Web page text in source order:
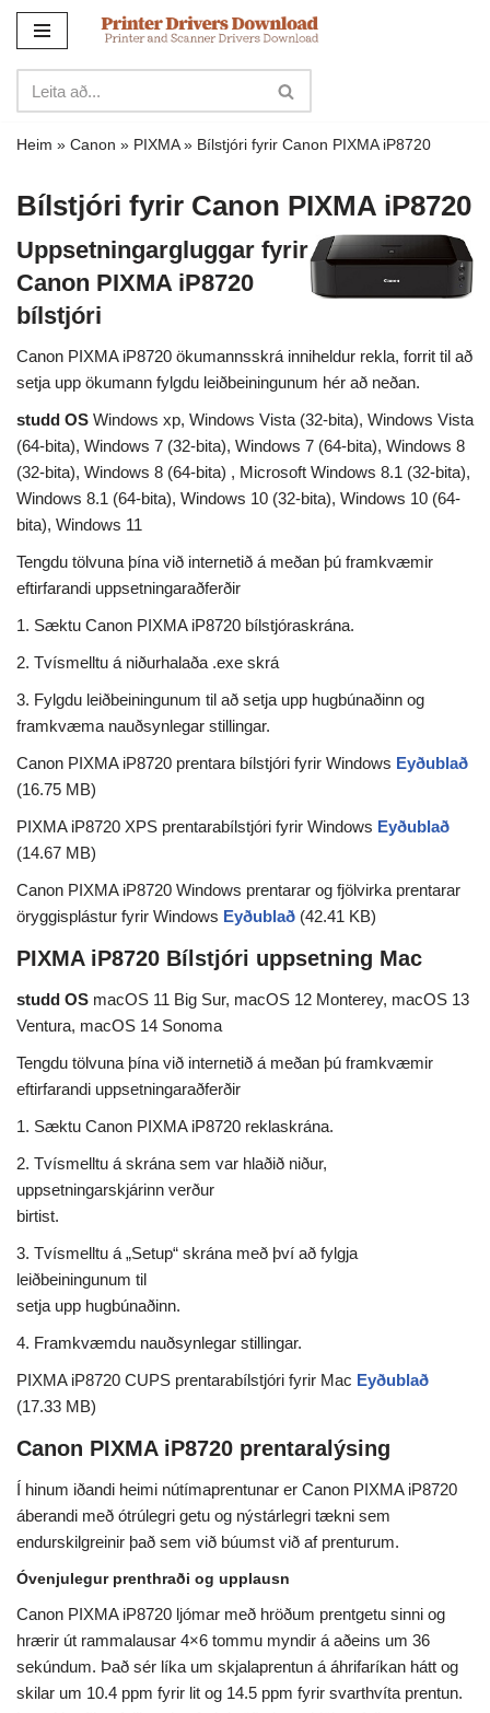
yfir
í
innihald
Heim » Canon » PIXMA» Bílstjóri fyrir Canon PIXMA iP8720
Bílstjóri fyrir Canon PIXMA iP8720
Uppsetningargluggar fyrir
Canon PIXMA iP8720
bílstjóri
Canon PIXMA iP8720 ökumannsskrá inniheldur rekla, forrit til að
setja upp ökumann fylgdu leiðbeiningunum hér að neðan.
studd OS Windows xp, Windows Vista (32-bita), Windows Vista
(64-bita), Windows 7 (32-bita), Windows 7 (64-bita), Windows 8
(32-bita), Windows 8 (64-bita) , Microsoft Windows 8.1 (32-bita),
Windows 8.1 (64-bita), Windows 10 (32-bita), Windows 10 (64-
bita), Windows 11
Tengdu tölvuna þína við internetið á meðan þú framkvæmir
eftirfarandi uppsetningaraðferðir
1. Sæktu Canon PIXMA iP8720 bílstjóraskrána.
2. Tvísmelltu á niðurhalaða .exe skrá
3. Fylgdu leiðbeiningunum til að setja upp hugbúnaðinn og
framkvæma nauðsynlegar stillingar.
Canon PIXMA iP8720 prentara bílstjóri fyrir Windows Eyðublað
(16.75 MB)
PIXMA iP8720 XPS prentarabílstjóri fyrir Windows Eyðublað
(14.67 MB)
Canon PIXMA iP8720 Windows prentarar og fjölvirka prentarar
öryggisplástur fyrir Windows Eyðublað (42.41 KB)
PIXMA iP8720 Bílstjóri uppsetning Mac
studd OS macOS 11 Big Sur, macOS 12 Monterey, macOS 13
Ventura, macOS 14 Sonoma
Tengdu tölvuna þína við internetið á meðan þú framkvæmir
eftirfarandi uppsetningaraðferðir
1. Sæktu Canon PIXMA iP8720 reklaskrána.
2. Tvísmelltu á skrána sem var hlaðið niður,
uppsetningarskjárinn verður
birtist.
3. Tvísmelltu á „Setup“ skrána með því að fylgja
leiðbeiningunum til
setja upp hugbúnaðinn.
4. Framkvæmdu nauðsynlegar stillingar.
PIXMA iP8720 CUPS prentarabílstjóri fyrir Mac Eyðublað
(17.33 MB)
Canon PIXMA iP8720 prentaralýsing
Í hinum iðandi heimi nútímaprentunar er Canon PIXMA iP8720
áberandi með ótrúlegri getu og nýstárlegri tækni sem
endurskilgreinir það sem við búumst við af prenturum.
Óvenjulegur prenthraði og upplausn
Canon PIXMA iP8720 ljómar með hröðum prentgetu sinni og
hrærir út rammalausar 4×6 tommu myndir á aðeins um 36
sekúndum. Það sér líka um skjalaprentun á áhrifaríkan hátt og
skilar um 10.4 ppm fyrir lit og 14.5 ppm fyrir svarthvíta prentun.